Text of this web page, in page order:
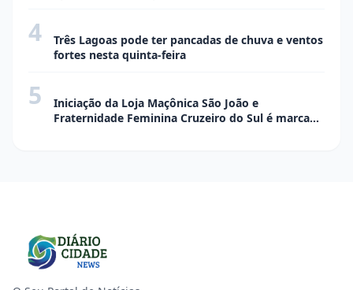
4
Três Lagoas pode ter pancadas de chuva e ventos
fortes nesta quinta-feira
5
Iniciação da Loja Maçônica São João e
Fraternidade Feminina Cruzeiro do Sul é marcada